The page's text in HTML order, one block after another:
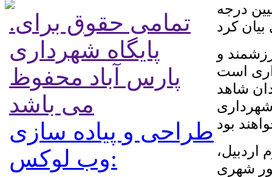
درجه
و
است
شاهد
اردبیل،
شهری
.تمامی حقوق برای
پایگاه شهرداری
پارس آباد محفوظ
می باشد
طراحی و پیاده سازی
:وب لوکس